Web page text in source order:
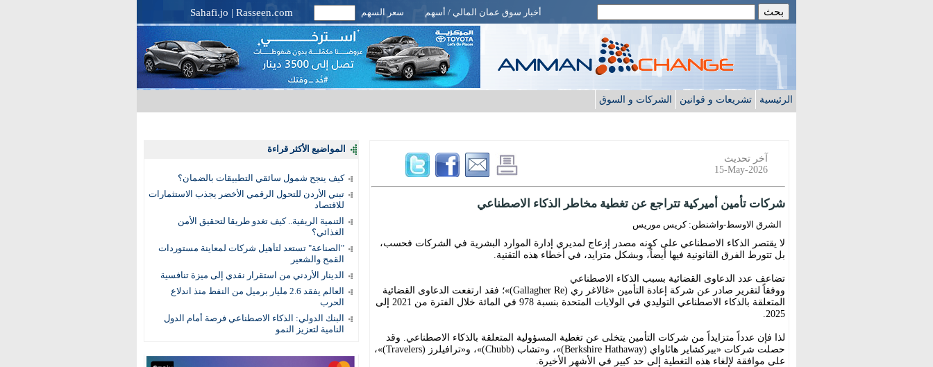
أخبار سوق عمان المالي / أسهم سعر السهم Sahafi.jo | Rasseen.com
الرئيسية تشريعات و قوانين الشركات و السوق
المواضيع الأكثر قراءة
كيف ينجح شمول سائقي التطبيقات بالضمان؟
تبني الأردن للتحول الرقمي الأخضر يجذب الاستثمارات
للاقتصاد
التنمية الريفية.. كيف تغدو طريقا لتحقيق الأمن
الغذائي؟
"الصناعة" تستعد لتأهيل شركات لمعاينة مستوردات
القمح والشعير
الدينار الأردني من استقرار نقدي إلى ميزة تنافسية
العالم يفقد 2.6 مليار برميل من النفط منذ اندلاع
الحرب
البنك الدولي: الذكاء الاصطناعي فرصة أمام الدول
النامية لتعزيز النمو
آخر تحديث
15-May-2026
شركات تأمين أميركية تتراجع عن تغطية مخاطر الذكاء الاصطناعي
الشرق الاوسط-واشنطن: كريس موريس
لا يقتصر الذكاء الاصطناعي على كونه مصدر إزعاج لمديري إدارة الموارد البشرية في الشركات فحسب،
بل تتورط الفرق القانونية فيها أيضاً، وبشكل متزايد، في أخطاء هذه التقنية.
تضاعف عدد الدعاوى القضائية بسبب الذكاء الاصطناعي
ووفقاً لتقرير صادر عن شركة إعادة التأمين «غالاغر ري (Gallagher Re)»؛ فقد ارتفعت الدعاوى القضائية
المتعلقة بالذكاء الاصطناعي التوليدي في الولايات المتحدة بنسبة 978 في المائة خلال الفترة من 2021 إلى
2025.
لذا فإن عدداً متزايداً من شركات التأمين يتخلى عن تغطية المسؤولية المتعلقة بالذكاء الاصطناعي. وقد
حصلت شركات «بيركشاير هاثاواي (Berkshire Hathaway)»، و«تشاب (Chubb)»، و«ترافيلرز (Travelers)»،
على موافقة لإلغاء هذه التغطية إلى حد كبير في الأشهر الأخيرة.